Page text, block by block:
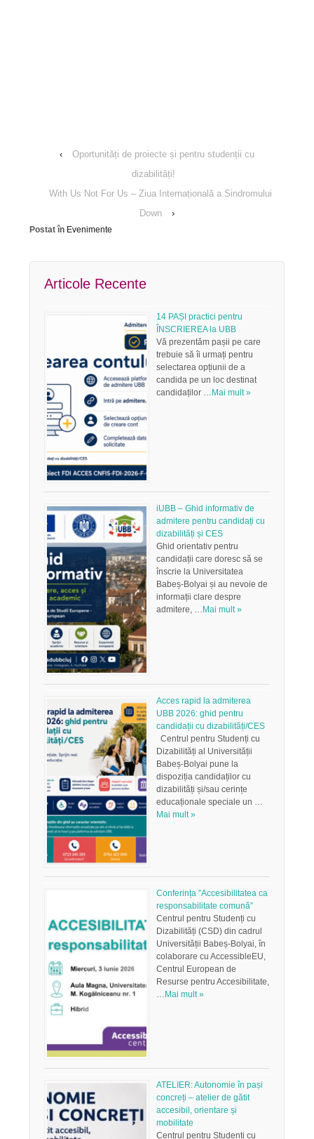
‹
Oportunități de proiecte și pentru studenții cu
dizabilități!
With Us Not For Us – Ziua Internațională a Sindromului
Down
›
Postat în Evenimente
Articole Recente
14 PAȘI practici pentru
ÎNSCRIEREA la UBB
Vă prezentăm pașii pe care
trebuie să îi urmați pentru
selectarea opțiunii de a
candida pe un loc destinat
candidaților … Mai mult »
iUBB – Ghid informativ de
admitere pentru candidați cu
dizabilități și CES
Ghid orientativ pentru
candidații care doresc să se
înscrie la Universitatea
Babeș-Bolyai și au nevoie de
informații clare despre
admitere, … Mai mult »
Acces rapid la admiterea
UBB 2026: ghid pentru
candidații cu dizabilități/CES
Centrul pentru Studenți cu
Dizabilități al Universității
Babeș-Bolyai pune la
dispoziția candidaților cu
dizabilități și/sau cerințe
educaționale speciale un …
Mai mult »
Conferința ”Accesibilitatea ca
responsabilitate comună”
Centrul pentru Studenți cu
Dizabilități (CSD) din cadrul
Universității Babeș-Bolyai, în
colaborare cu AccessibleEU,
Centrul European de
Resurse pentru Accesibilitate,
Mai mult »
ATELIER: Autonomie în pași
concreți – atelier de gătit
accesibil, orientare și
mobilitate
Centrul pentru Studenți cu